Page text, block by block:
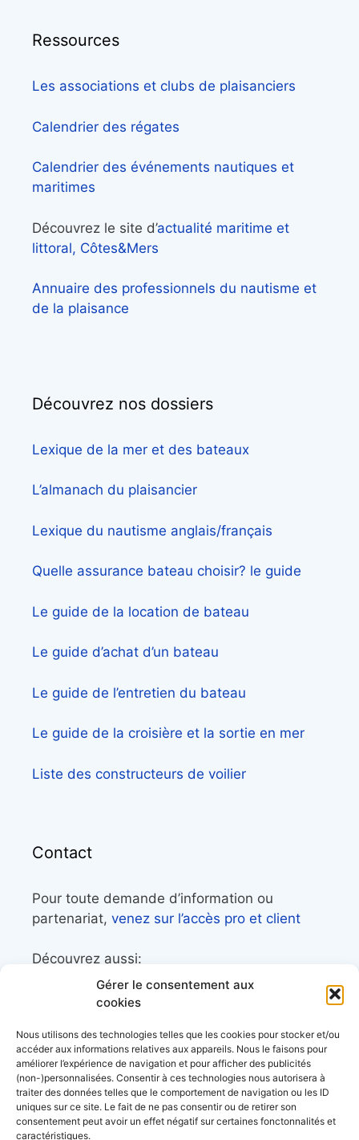
Gérer le consentement aux
cookies
Nous utilisons des technologies telles que les cookies pour stocker et/ou
accéder aux informations relatives aux appareils. Nous le faisons pour
améliorer l’expérience de navigation et pour afficher des publicités
(non-)personnalisées. Consentir à ces technologies nous autorisera à
traiter des données telles que le comportement de navigation ou les ID
uniques sur ce site. Le fait de ne pas consentir ou de retirer son
consentement peut avoir un effet négatif sur certaines fonctonnalités et
caractéristiques.
Ressources
Les associations et clubs de plaisanciers
Calendrier des régates
Calendrier des événements nautiques et
maritimes
Découvrez le site d’actualité maritime et
littoral, Côtes&Mers
Annuaire des professionnels du nautisme et
de la plaisance
Découvrez nos dossiers
Lexique de la mer et des bateaux
L’almanach du plaisancier
Lexique du nautisme anglais/français
Quelle assurance bateau choisir? le guide
Le guide de la location de bateau
Le guide d’achat d’un bateau
Le guide de l’entretien du bateau
Le guide de la croisière et la sortie en mer
Liste des constructeurs de voilier
Contact
Pour toute demande d’information ou
partenariat, venez sur l’accès pro et client
Découvrez aussi:
Côtes&Mers, le magazine du littoral et sa
Mers&Montagnes, Equipement outdoor pour
le trek et le raid nautique
BoatingAds, le site d’annonces bateaux
européen